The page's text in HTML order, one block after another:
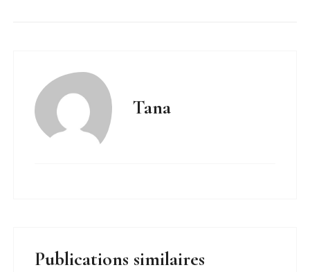
Tana
Publications similaires